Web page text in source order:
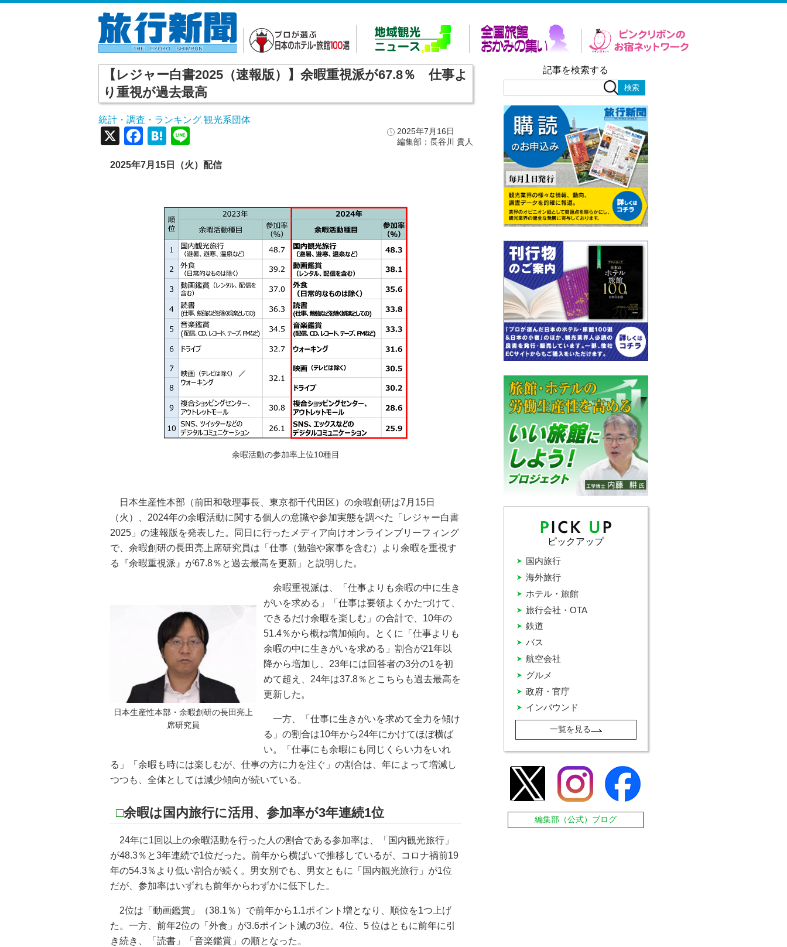
【レジャー白書2025（速報版）】余暇重視派が67.8％ 仕事よ
り重視が過去最高
統計・調査・ランキング ,観光系団体
2025年7月16日
編集部：長谷川 貴人
X Facebook
Hatena
2025年7月15 日（火）配信
余暇活動の参加率上位10種目
日本生産性本部（前田和敬理事長、東京都千代田区）の余暇創研は7月15日
（火）、2024年の余暇活動に関する個人の意識や参加実態を調べた「レジャー白書
2025」の速報版を発表した。同日に行ったメディア向けオンラインブリーフィング
で、余暇創研の長田亮上席研究員は「仕事（勉強や家事を含む）より余暇を重視す
る『余暇重視派』が67.8％と過去最高を更新」と説明した。
日本生産性本部・余暇創研の長田亮上
席研究員
余暇重視派は、「仕事よりも余暇の中に生き
がいを求める」「仕事は要領よくかたづけて、
できるだけ余暇を楽しむ」の合計で、10年の
51.4％から概ね増加傾向。とくに「仕事よりも
余暇の中に生きがいを求める」割合が21年以
降から増加し、23年には回答者の3分の1を初
めて超え、24年は37.8％とこちらも過去最高を
更新した。
一方、「仕事に生きがいを求めて全力を傾け
る」の割合は10年から24年にかけてほぼ横ば
い。「仕事にも余暇にも同じくらい力をいれ
る」「余暇も時には楽しむが、仕事の方に力を注ぐ」の割合は、年によって増減し
つつも、全体としては減少傾向が続いている。
□余暇は国内旅行に活用、参加率が3年連続1位
24年に1回以上の余暇活動を行った人の割合である参加率は、「国内観光旅行」
が48.3％と3年連続で1位だった。前年から横ばいで推移しているが、コロナ禍前19
年の54.3％より低い割合が続く。男女別でも、男女ともに「国内観光旅行」が1位
だが、参加率はいずれも前年からわずかに低下した。
2位は「動画鑑賞」（38.1％）で前年から1.1ポイント増となり、順位を1つ上げ
た。一方、前年2位の「外食」が3.6ポイント減の3位。4位、5 位はともに前年に引
き続き、「読書」「音楽鑑賞」の順となった。
記事を検索する
ピックアップ
インバウンド
グルメ
バス
ホテル・旅館
国内旅行
政府・官庁
旅行会社・OTA
海外旅行
航空会社
鉄道
一覧を見る
編集部（公式）ブログ